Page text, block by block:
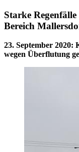
Starke
Bereich
23. September 2020:
wegen Überflutung